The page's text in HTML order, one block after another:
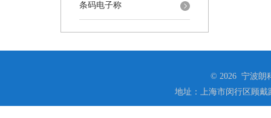
条码电子称
© 2026 宁波朗
地址：上海市闵行区顾